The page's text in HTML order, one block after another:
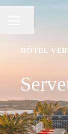
HÔTEL